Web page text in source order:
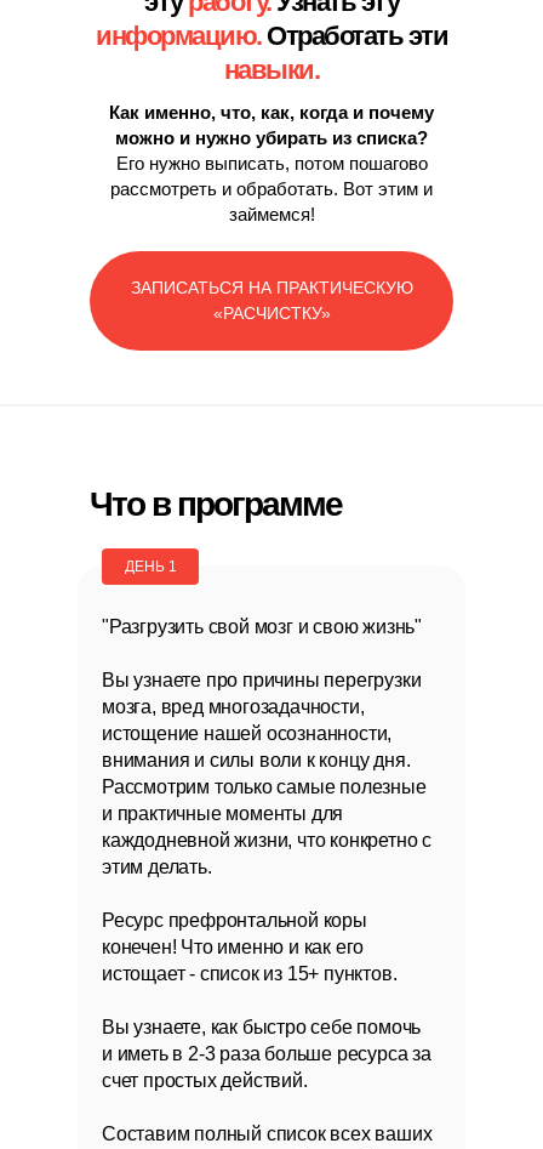
информацию.Отработать эти
навыки.
ЗАПИСАТЬСЯ НА ПРАКТИЧЕСКУЮ
«РАСЧИСТКУ»
Как именно, что, как, когда и почему
можно и нужно убирать из списка?
Его нужно выписать, потом пошагово
рассмотреть и обработать. Вот этим и
займемся!
Что в программе
ДЕНЬ 1
"Разгрузить свой мозг и свою жизнь"
Вы узнаете про причины перегрузки
мозга, вред многозадачности,
истощение нашей осознанности,
внимания и силы воли к концу дня.
Рассмотрим только самые полезные
и практичные моменты для
каждодневной жизни, что конкретно с
этим делать.
Ресурс префронтальной коры
конечен! Что именно и как его
истощает - список из 15+ пунктов.
Вы узнаете, как быстро себе помочь
и иметь в 2-3 раза больше ресурса за
счет простых действий.
Составим полный список всех ваших